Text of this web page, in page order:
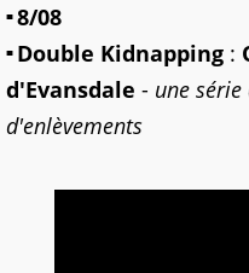
8/08
Double Kidnapping :
d'Evansdale - une
d'enlèvements